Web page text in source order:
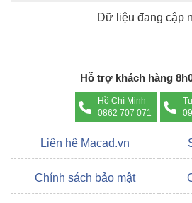
Dữ liệu đang cập
Hỗ trợ khách hàng
Hồ Chí Minh
0862 707 071
Liên hệ Macad.vn
Chính sách bảo mật